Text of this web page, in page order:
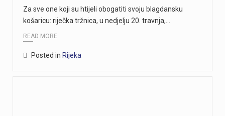
Za sve one koji su htijeli obogatiti svoju blagdansku
košaricu: riječka tržnica, u nedjelju 20. travnja,…
READ MORE
Posted in Rijeka